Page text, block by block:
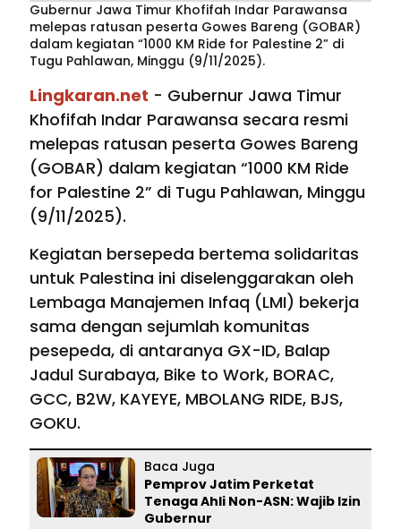
Gubernur Jawa Timur Khofifah Indar Parawansa
melepas ratusan peserta Gowes Bareng (GOBAR)
dalam kegiatan “1000 KM Ride for Palestine 2” di
Tugu Pahlawan, Minggu (9/11/2025).
Lingkaran.net - Gubernur Jawa Timur
Khofifah Indar Parawansa secara resmi
melepas ratusan peserta Gowes Bareng
(GOBAR) dalam kegiatan “1000 KM Ride
for Palestine 2” di Tugu Pahlawan, Minggu
(9/11/2025).
Kegiatan bersepeda bertema solidaritas
untuk Palestina ini diselenggarakan oleh
Lembaga Manajemen Infaq (LMI) bekerja
sama dengan sejumlah komunitas
pesepeda, di antaranya GX-ID, Balap
Jadul Surabaya, Bike to Work, BORAC,
GCC, B2W, KAYEYE, MBOLANG RIDE, BJS,
GOKU.
Baca Juga
Pemprov Jatim Perketat
Tenaga Ahli Non-ASN: Wajib Izin
Gubernur